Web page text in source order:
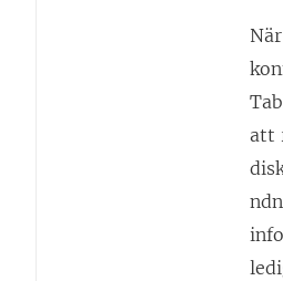
att